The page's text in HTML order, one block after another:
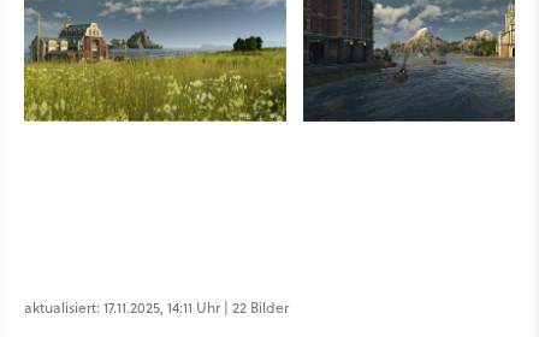
aktualisiert: 17.11.2025, 14:11 Uhr | 22 Bilder